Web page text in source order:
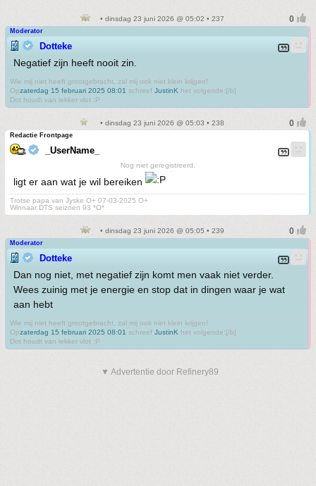
• dinsdag 23 juni 2026 @ 05:02 • 237
Moderator
Dotteke
Negatief zijn heeft nooit zin.
Wie mij niet heeft grootgebracht, zal mij ook niet klein krijgen!
Opzaterdag 15 februari 2025 08:01 schreef JustinK het volgende:[/b]
Dot houdt van lekker vlot :P
• dinsdag 23 juni 2026 @ 05:03 • 238
Redactie Frontpage
_UserName_
Nog niet geregistreerd.
ligt er aan wat je wil bereiken
Trotse papa van Jyske O+ 07-03-2025 O+
Winnaar DTS seizoen 93 *O*
• dinsdag 23 juni 2026 @ 05:05 • 239
Moderator
Dotteke
Dan nog niet, met negatief zijn komt men vaak niet verder.
Wees zuinig met je energie en stop dat in dingen waar je wat
aan hebt
Wie mij niet heeft grootgebracht, zal mij ook niet klein krijgen!
Opzaterdag 15 februari 2025 08:01 schreef JustinK het volgende:[/b]
Dot houdt van lekker vlot :P
▼ Advertentie door Refinery89